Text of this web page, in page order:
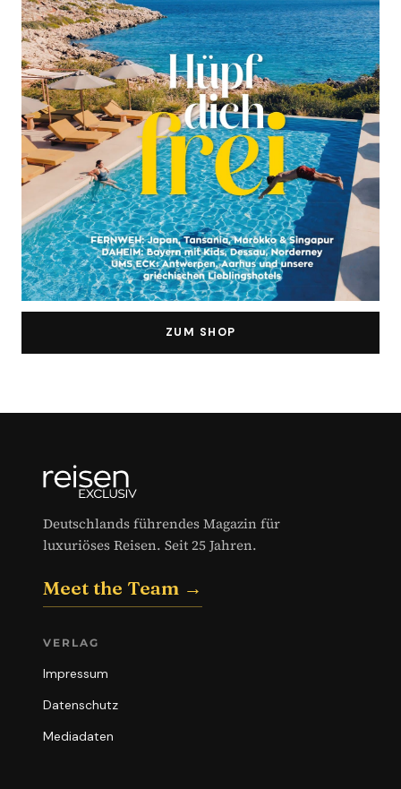
ZUM SHOP
Deutschlands führendes Magazin für
luxuriöses Reisen. Seit 25 Jahren.
Meet the Team →
VERLAG
Impressum
Datenschutz
Mediadaten